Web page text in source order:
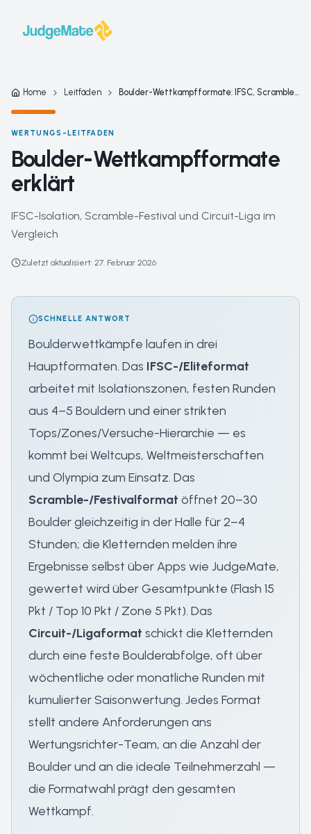
Home Leitfäden Boulder-Wettkampfformate: IFSC, Scramble & Co.
WERTUNGS-LEITFADEN
Boulder-Wettkampfformate
erklärt
IFSC-Isolation, Scramble-Festival und Circuit-Liga im
Vergleich
Zuletzt aktualisiert: 27. Februar 2026
SCHNELLE ANTWORT
Boulderwettkämpfe laufen in drei
Hauptformaten. Das IFSC-/Eliteformat
arbeitet mit Isolationszonen, festen Runden
aus 4–5 Bouldern und einer strikten
Tops/Zones/Versuche-Hierarchie — es
kommt bei Weltcups, Weltmeisterschaften
und Olympia zum Einsatz. Das
Scramble-/Festivalformat öffnet 20–30
Boulder gleichzeitig in der Halle für 2–4
Stunden; die Kletternden melden ihre
Ergebnisse selbst über Apps wie JudgeMate,
gewertet wird über Gesamtpunkte (Flash 15
Pkt / Top 10 Pkt / Zone 5 Pkt). Das
Circuit-/Ligaformat schickt die Kletternden
durch eine feste Boulderabfolge, oft über
wöchentliche oder monatliche Runden mit
kumulierter Saisonwertung. Jedes Format
stellt andere Anforderungen ans
Wertungsrichter-Team, an die Anzahl der
Boulder und an die ideale Teilnehmerzahl —
die Formatwahl prägt den gesamten
Wettkampf.